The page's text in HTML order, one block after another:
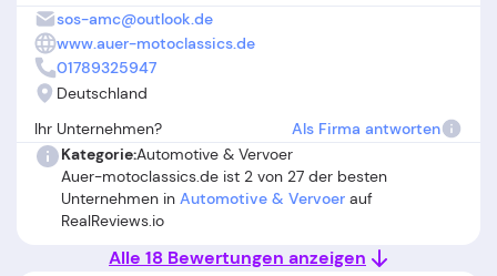
sos-amc@outlook.de
www.auer-motoclassics.de
01789325947
Deutschland
Ihr Unternehmen?
Als Firma antworten
Kategorie:Automotive & Vervoer
Auer-motoclassics.de ist 2 von 27 der besten
Unternehmen in Automotive & Vervoer auf
RealReviews.io
Alle 18 Bewertungen anzeigen